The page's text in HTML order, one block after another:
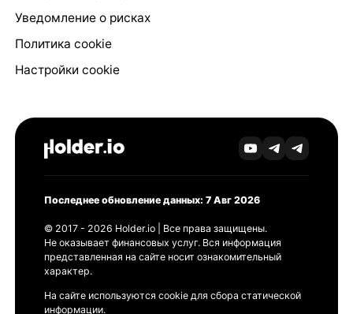
Уведомление о рисках
Политика cookie
Настройки cookie
Последнее обновление данных: 7 Авг 2026
© 2017 - 2026 Holder.io | Все права защищены.
Не оказывает финансовых услуг. Вся информация
представленная на сайте носит ознакомительный
характер.
На сайте используются cookie для сбора статической
информации.